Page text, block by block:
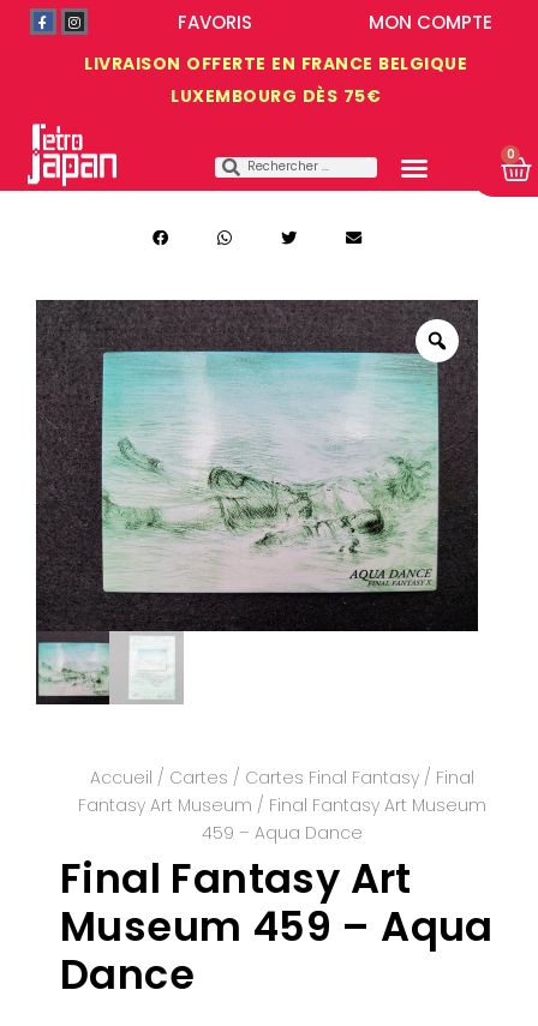
LIVRAISON OFFERTE EN FRANCE BELGIQUE
LUXEMBOURG DÈS 75€
MON COMPTE
FAVORIS
0
Accueil / Cartes / Cartes Final Fantasy / Final
Fantasy Art Museum / Final Fantasy Art Museum
459 – Aqua Dance
Final Fantasy Art
Museum 459 – Aqua
Dance